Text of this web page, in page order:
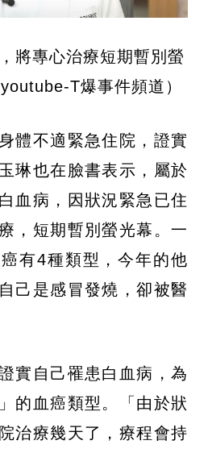
將專心治療短期暫別螢
T爆事件頻道）
體不適緊急住院，證實
琳也在臉書表示，屬於
血病，因狀況緊急已住
，短期暫別螢光幕。一
有4種類型，今年的他
己是感冒發燒，卻被醫
實自己罹患白血病，為
的血癌類型。「由於狀
治療幾天了，療程會持